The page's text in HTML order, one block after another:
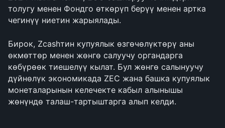
толугу менен Фондго өткөрүп берүү менен артка
чегинүү ниетин жарыялады.
Бирок, Zcashтин купуялык өзгөчөлүктөрү аны
өкмөттөр менен жөнгө салуучу органдарга
көбүрөөк тиешелүү кылат. Бул жөнгө салынуучу
дүйнөлүк экономикада ZEC жана башка купуялык
монеталарынын келечекте кабыл алынышы
жөнүндө талаш-тартыштарга алып келди.